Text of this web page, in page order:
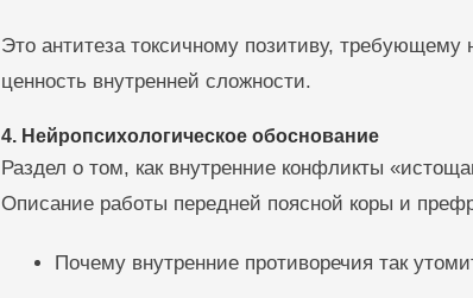
Это антитеза токсичному позитиву,
ценность внутренней сложности.
4. Нейропсихологическое обоснование
Раздел о том, как внутренние конфликты
Описание работы передней поясной коры и
Почему внутренние противоречия так